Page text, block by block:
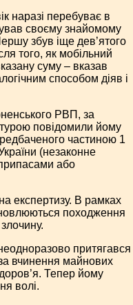
наразі перебуває в
своєму знайомому
збув іще дев’ятого
того, як мобільний
суму – вказав
способом діяв і
РВП, за
повідомили йому
частиною 1
(незаконне
або
експертизу. В рамках
походження
притягався
за вчинення майнових
Тепер йому
волі.